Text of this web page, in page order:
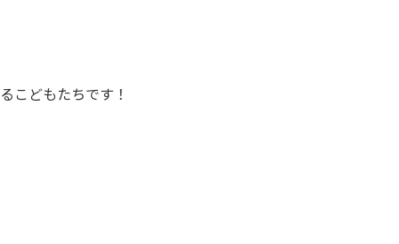
こどもたちです！